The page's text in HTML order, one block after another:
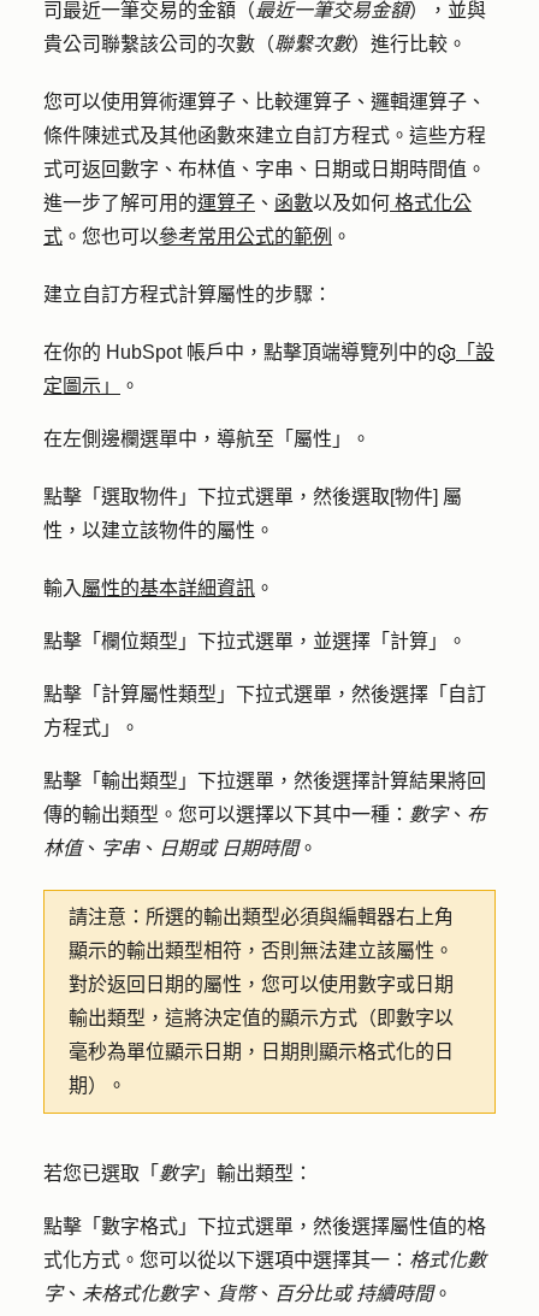
司最近一筆交易的金額（最近一筆交易金額），並與
貴公司聯繫該公司的次數（聯繫次數）進行比較。
您可以使用算術運算子、比較運算子、邏輯運算子、
條件陳述式及其他函數來建立自訂方程式。這些方程
式可返回數字、布林值、字串、日期或日期時間值。
進一步了解可用的運算子 、 函數以及如何 格式化公
式 。您也可以參考常用公式的範例 。
建立自訂方程式計算屬性的步驟：
在你的 HubSpot 帳戶中，點擊頂端導覽列中的
「設
定圖示」
。
在左側邊欄選單中，導航至「 屬性 」。
點擊「 選取物件 」 下拉式選單，然後選取[物件] 屬
性，以建立該物件的屬性。
輸入 屬性的基本詳細資訊 。
點擊「 欄位類型 」下拉式選單，並選擇「 計算 」。
點擊「 計算屬性類型 」下拉式選單，然後選擇「 自訂
方程式 」。
點擊「 輸出類型 」下拉選單，然後選擇計算結果將回
傳的輸出類型。您可以選擇以下其中一種： 數字、 布
林值、 字串、 日期或 日期時間。
請注意： 所選的輸出類型必須與編輯器右上角
顯示的輸出類型相符，否則無法建立該屬性。
對於返回日期的屬性，您可以使用數字或日期
輸出類型，這將決定值的顯示方式（即數字以
毫秒為單位顯示日期，日期則顯示格式化的日
期）。
若您已選取「 數字」輸出類型：
點擊「 數字格式 」下拉式選單，然後選擇屬性值的格
式化方式。您可以從以下選項中選擇其一： 格式化數
字、 未格式化數字、 貨幣、 百分比或 持續時間。